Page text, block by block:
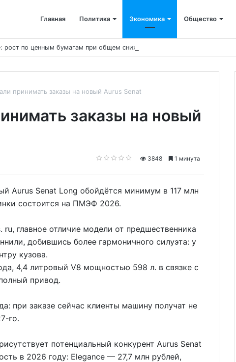
Главная Политика Экономика Общество
рост по ценным бумагам при общем снижении объёмов
принимать заказы на новый Aurus Senat
заказы на новый
3848 1 минута
Aurus Senat Long обойдётся минимум в 117 млн
состоится на ПМЭФ 2026.
главное отличие модели от предшественника
добившись более гармоничного силуэта: у
кузова.
4,4 литровый V8 мощностью 598 л. в связке с
привод.
при заказе сейчас клиенты машину получат не
го.
потенциальный конкурент Aurus Senat
в 2026 году: Elegance — 27,7 млн рублей,